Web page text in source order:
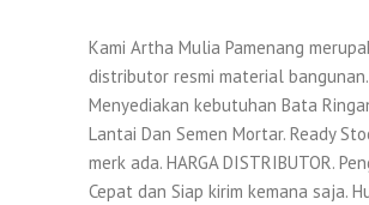
Kami Artha Mulia Pamenang
distributor resmi material bangunan.
Menyediakan kebutuhan Bata
Lantai Dan Semen Mortar. Ready
merk ada. HARGA DISTRIBUTOR.
Cepat dan Siap kirim kemana saja.